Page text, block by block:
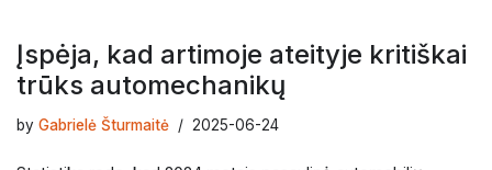
Įspėja, kad artimoje ateityje kritiškai
trūks automechanikų
by Gabrielė Šturmaitė 2025-06-24